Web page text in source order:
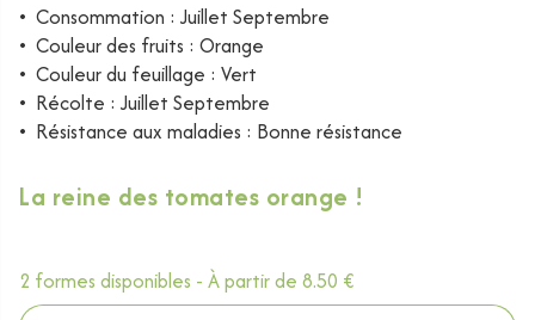
• Consommation : Juillet Septembre
• Couleur des fruits : Orange
• Couleur du feuillage : Vert
• Récolte : Juillet Septembre
• Résistance aux maladies : Bonne résistance
La reine des tomates orange !
2 formes disponibles - À partir de 8.50 €